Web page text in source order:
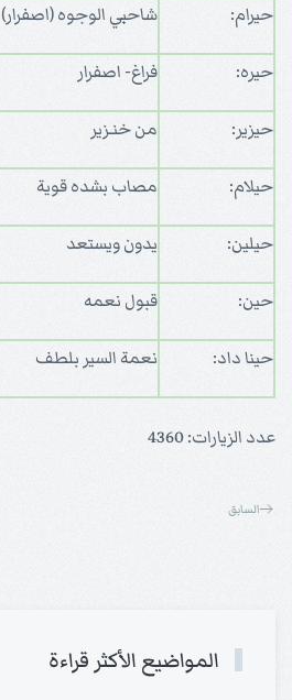
حيرام: شاحبي الوجوه (اصفرار)
حيره: فراغ- اصفرار
حيزير: من خنـزير
حيلام: مصاب بشده قوية
حيلين: يدون ويستعد
حين: قبول نعمه
حينا داد: نعمة السير بلطف
عدد الزيارات: 4360
السابق
المواضيع الأكثر قراءة